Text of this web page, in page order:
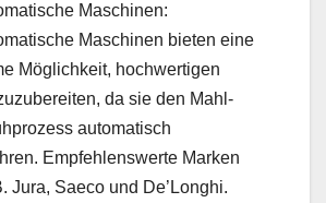
Maschinen:
Maschinen bieten eine
Möglichkeit, hochwertigen
da sie den Mahl-
automatisch
Empfehlenswerte Marken
Jura, Saeco und De’Longhi.